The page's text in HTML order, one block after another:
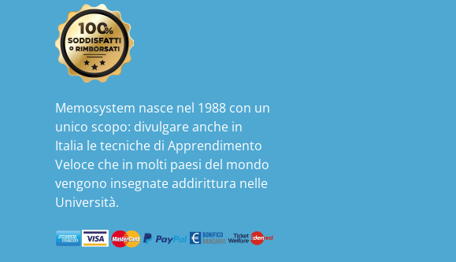
Memosystem nasce nel 1988 con un
unico scopo: divulgare anche in
Italia le tecniche di Apprendimento
Veloce che in molti paesi del mondo
vengono insegnate addirittura nelle
Università.